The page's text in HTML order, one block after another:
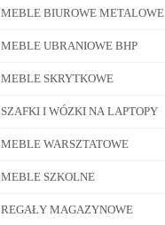
MEBLE BIUROWE METALOWE
MEBLE UBRANIOWE BHP
MEBLE SKRYTKOWE
SZAFKI I WÓZKI NA LAPTOPY
MEBLE WARSZTATOWE
MEBLE SZKOLNE
REGAŁY MAGAZYNOWE